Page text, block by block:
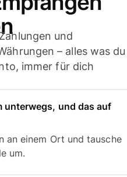
und
– alles was du
immer für dich
unterwegs, und das auf
an einem Ort und tausche
um.